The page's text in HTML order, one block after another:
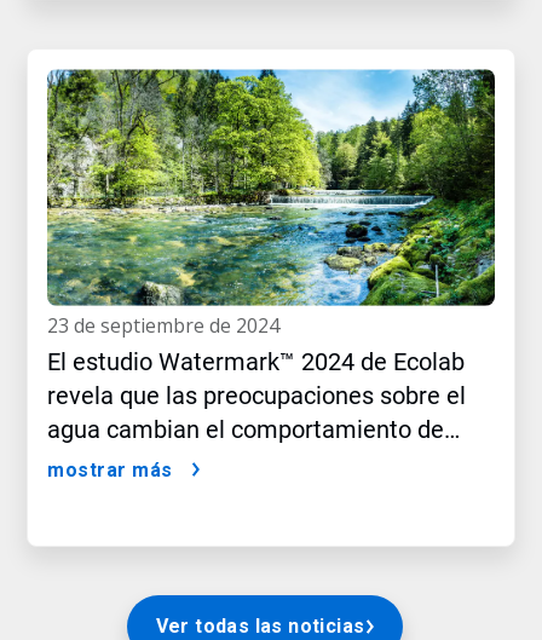
23 de septiembre de 2024
El estudio Watermark™ 2024 de Ecolab
revela que las preocupaciones sobre el
agua cambian el comportamiento de
compra del consumidor
mostrar más
Ver todas las noticias